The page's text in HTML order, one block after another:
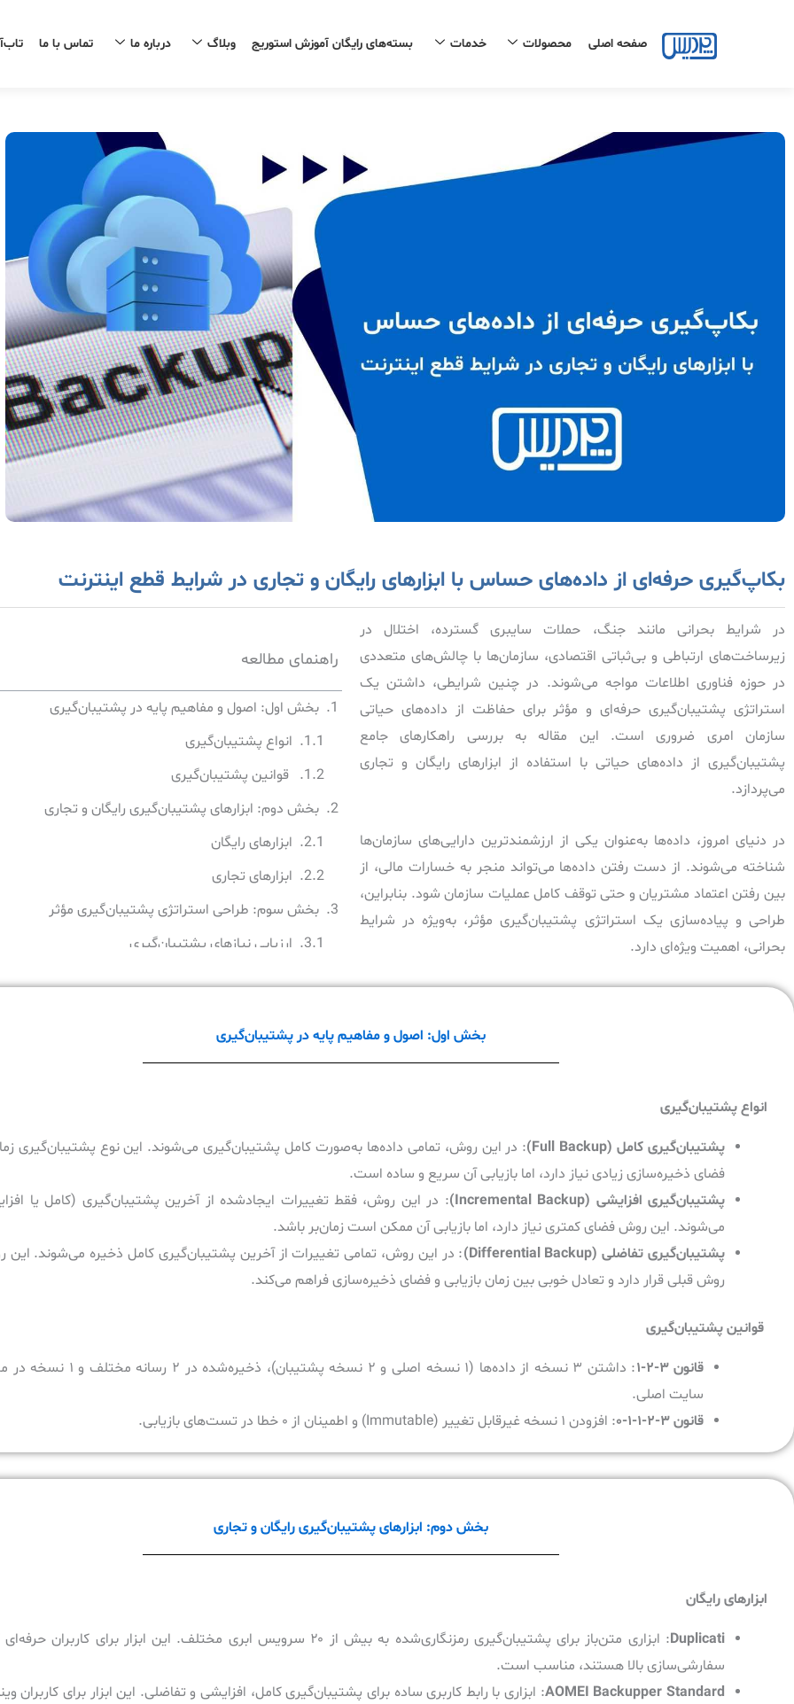
صفحه اصلی محصولات خدمات بسته‌های رایگان آموزش استوریج وبلاگ درباره ما تماس با ما
بکاپ‌گیری حرفه‌ای از داده‌های حساس با ابزارهای رایگان و تجاری در شرایط قطع اینترنت
در شرایط بحرانی مانند جنگ، حملات سایبری گسترده، اختلال در
زیرساخت‌های ارتباطی و بی‌ثباتی اقتصادی، سازمان‌ها با چالش‌های متعددی
در حوزه فناوری اطلاعات مواجه می‌شوند. در چنین شرایطی، داشتن یک
استراتژی پشتیبان‌گیری حرفه‌ای و مؤثر برای حفاظت از داده‌های حیاتی
سازمان امری ضروری است. این مقاله به بررسی راهکارهای جامع
پشتیبان‌گیری از داده‌های حیاتی با استفاده از ابزارهای رایگان و تجاری
می‌پردازد.
در دنیای امروز، داده‌ها به‌عنوان یکی از ارزشمندترین دارایی‌های سازمان‌ها
شناخته می‌شوند. از دست رفتن داده‌ها می‌تواند منجر به خسارات مالی، از
بین رفتن اعتماد مشتریان و حتی توقف کامل عملیات سازمان شود. بنابراین،
طراحی و پیاده‌سازی یک استراتژی پشتیبان‌گیری مؤثر، به‌ویژه در شرایط
بحرانی، اهمیت ویژه‌ای دارد.
راهنمای مطالعه
بخش اول: اصول و مفاهیم پایه در پشتیبان‌گیری
انواع پشتیبان‌گیری
قوانین پشتیبان‌گیری
بخش دوم: ابزارهای پشتیبان‌گیری رایگان و تجاری
ابزارهای رایگان
ابزارهای تجاری
بخش سوم: طراحی استراتژی پشتیبان‌گیری مؤثر
ارزیابی نیازهای پشتیبان‌گیری
بخش چهارم: چک‌لیست اجرایی برای پیاده‌سازی استراتژیبخش اول: اصول و مفاهیم پایه در پشتیبان‌گیری
انواع پشتیبان‌گیری
پشتیبان‌گیری کامل(Full Backup)
: در این روش، تمامی داده‌ها به‌صورت کامل پشتیبان‌گیری می‌شوند. این نوع پشتیبان‌گیری
فضای ذخیره‌سازی زیادی نیاز دارد، اما بازیابی آن سریع و ساده است.
پشتیبان‌گیری افزایشی (Incremental Backup)
: در این روش، فقط تغییرات ایجادشده از آخرین پشتیبان‌گیری (کامل یا
می‌شوند. این روش فضای کمتری نیاز دارد، اما بازیابی آن ممکن است زمان‌بر باشد.
پشتیبان‌گیری تفاضلی(Differential Backup)
: در این روش، تمامی تغییرات از آخرین پشتیبان‌گیری کامل ذخیره می‌شوند.
روش قبلی قرار دارد و تعادل خوبی بین زمان بازیابی و فضای ذخیره‌سازی فراهم می‌کند.
قوانین پشتیبان‌گیری
قانون۳-۲-۱
: داشتن ۳ نسخه از داده‌ها (۱ نسخه اصلی و ۲ نسخه
سایت اصلی.
قانون۳-۲-۱-۱-۰ : افزودن ۱ نسخه غیرقابل تغییر (Immutable) و اطمینان از ۰ خطا در تست‌های بازیابی.
بخش دوم: ابزارهای پشتیبان‌گیری رایگان و تجاری
ابزارهای رایگان
Duplicati
: ابزاری متن‌باز برای پشتیبان‌گیری رمزنگاری‌شده به بیش از ۲۰ سرویس ابری مختلف. این ابزار برای
سفارشی‌سازی بالا هستند، مناسب است.
AOMEI Backupper Standard: ابزاری با رابط کاربری ساده برای پشتیبان‌گیری کامل، افزایشی و تفاضلی. این ابزار برای کاربران